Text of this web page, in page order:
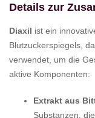
Details zur
Diaxil ist ein
Blutzuckerspiegels,
verwendet, um die
aktive Komponenten:
Extrakt aus
Substanzen,